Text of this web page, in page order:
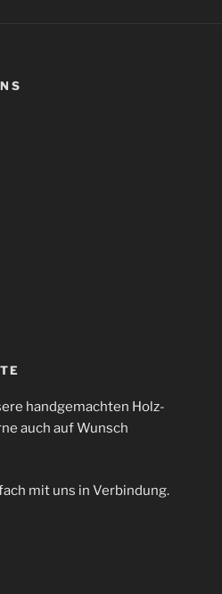
handgemachten Holz-
auch auf Wunsch
mit uns in Verbindung.